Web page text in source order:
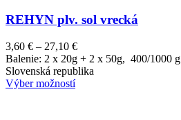
REHYN plv. sol vrecká
3,60 € – 27,10 €Price
range:
3,60 €
Balenie: 2 x 20g + 2 x 50g, 400/1000
Slovenská republika
Výber možností